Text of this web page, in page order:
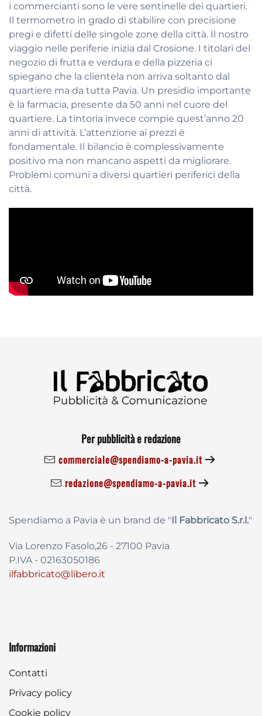
i commercianti sono le vere sentinelle dei quartieri.
Il termometro in grado di stabilire con precisione
pregi e difetti delle singole zone della città. Il nostro
viaggio nelle periferie inizia dal Crosione. I titolari del
negozio di frutta e verdura e della pizzeria ci
spiegano che la clientela non arriva soltanto dal
quartiere ma da tutta Pavia. Un presidio importante
è la farmacia, presente da 50 anni nel cuore del
quartiere. La tintoria invece compie quest’anno 20
anni di attività. L’attenzione ai prezzi è
fondamentale. Il bilancio è complessivamente
positivo ma non mancano aspetti da migliorare.
Problemi comuni a diversi quartieri periferici della
città.
Per pubblicità e redazione
commerciale@spendiamo-a-pavia.it
redazione@spendiamo-a-pavia.it
Spendiamo a Pavia è un brand de "Il Fabbricato S.r.l."
Via Lorenzo Fasolo,26 - 27100 Pavia
P.IVA - 02163050186
ilfabbricato@libero.it
Informazioni
Contatti
Privacy policy
Cookie policy